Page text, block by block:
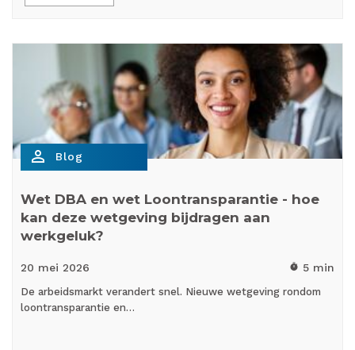
person_outline Blog
Wet DBA en wet Loontransparantie - hoe
kan deze wetgeving bijdragen aan
werkgeluk?
20 mei 2026 timer 5 min
De arbeidsmarkt verandert snel. Nieuwe wetgeving rondom
loontransparantie en…